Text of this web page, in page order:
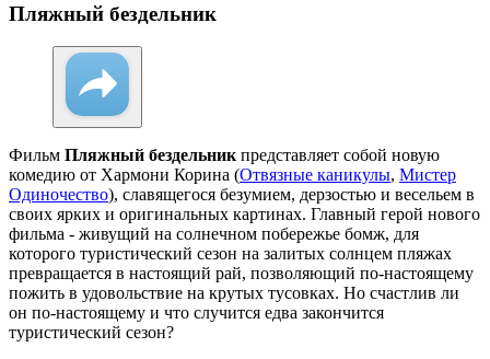
Пляжный бездельник
Фильм Пляжный бездельникпредставляет собой новую
комедию от Хармони Корина (Отвязные каникулы, Мистер
Одиночество), славящегося безумием, дерзостью и весельем в
своих ярких и оригинальных картинах. Главный герой нового
фильма - живущий на солнечном побережье бомж, для
которого туристический сезон на залитых солнцем пляжах
превращается в настоящий рай, позволяющий по-настоящему
пожить в удовольствие на крутых тусовках. Но счастлив ли
он по-настоящему и что случится едва закончится
туристический сезон?